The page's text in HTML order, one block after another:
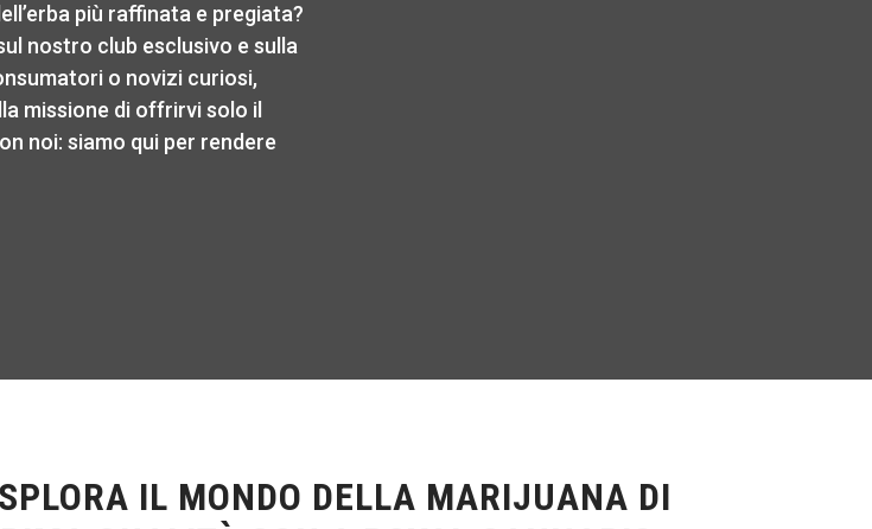
più raffinata e pregiata?
nostro club esclusivo e sulla
o novizi curiosi,
missione di offrirvi solo il
noi: siamo qui per rendere
IL MONDO DELLA MARIJUANA DI